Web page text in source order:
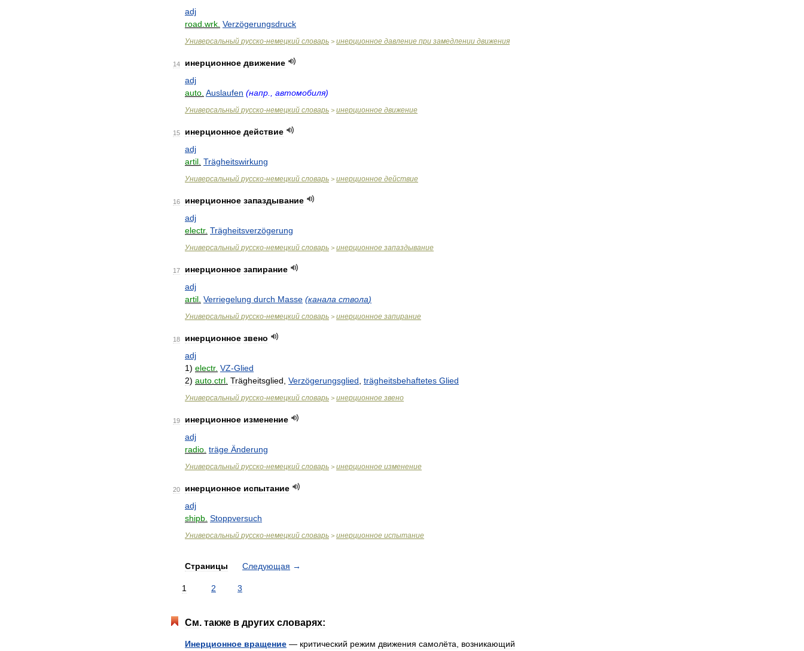
adj
road wrk Verzögerungsdruck
Универсальный русско-немецкий словарь > инерционное давление при замедлении движения
14 инерционное движение
adj
auto Auslaufen (напр автомобиля)
Универсальный русско-немецкий словарь > инерционное движение
15 инерционное действие
adj
artil Trägheitswirkung
Универсальный русско-немецкий словарь > инерционное действие
16 инерционное запаздывание
adj
electr. Trägheitsverzögerung
Универсальный русско-немецкий словарь > инерционное запаздывание
17 инерционное запирание
adj
artil Verriegelung durch Masse (канала ствола)
Универсальный русско-немецкий словарь > инерционное запирание
18 инерционное звено
adj
1) electr. VZ-Glied
2) auto ctrl Trägheitsglied Verzögerungsglied trägheitsbehaftetes Glied
Универсальный русско-немецкий словарь > инерционное звено
19 инерционное изменение
adj
radio träge Änderung
Универсальный русско-немецкий словарь > инерционное изменение
20 инерционное испытание
adj
shipb Stoppversuch
Универсальный русско-немецкий словарь > инерционное испытание
Страницы Следующая →
1 2 3
См. также в других словарях:
Инерционное вращение — критический режим движения самолёта
возникающий